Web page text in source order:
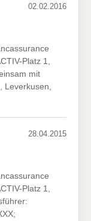
02.02.2016
Platz 1,
mit
Leverkusen,
28.04.2015
Platz 1,